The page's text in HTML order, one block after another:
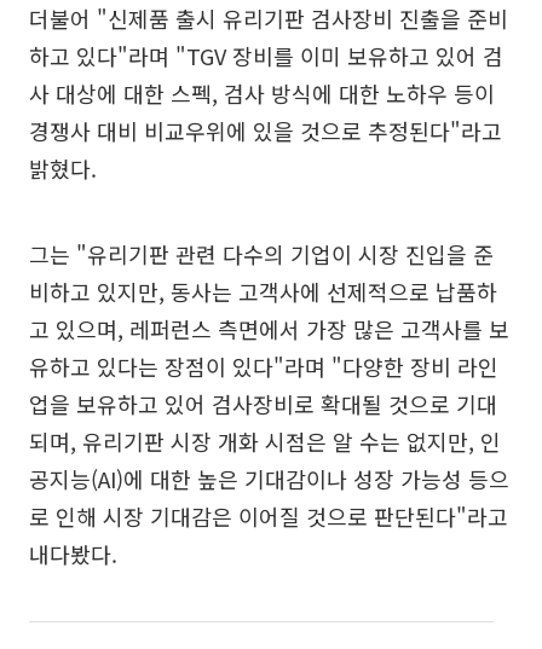
더불어 "신제품 출시 유리기판 검사장비 진출을 준비
하고 있다"라며 "TGV 장비를 이미 보유하고 있어 검
사 대상에 대한 스펙, 검사 방식에 대한 노하우 등이
경쟁사 대비 비교우위에 있을 것으로 추정된다"라고
밝혔다.
그는 "유리기판 관련 다수의 기업이 시장 진입을 준
비하고 있지만, 동사는 고객사에 선제적으로 납품하
고 있으며, 레퍼런스 측면에서 가장 많은 고객사를 보
유하고 있다는 장점이 있다"라며 "다양한 장비 라인
업을 보유하고 있어 검사장비로 확대될 것으로 기대
되며, 유리기판 시장 개화 시점은 알 수는 없지만, 인
공지능(AI)에 대한 높은 기대감이나 성장 가능성 등으
로 인해 시장 기대감은 이어질 것으로 판단된다"라고
내다봤다.